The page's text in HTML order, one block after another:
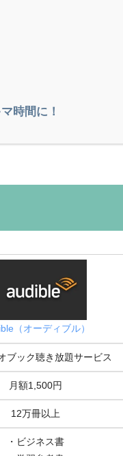
時間に！
（オーディブル）
ブック聴き放題サービス
月額1,500円
12万冊以上
・ビジネス書